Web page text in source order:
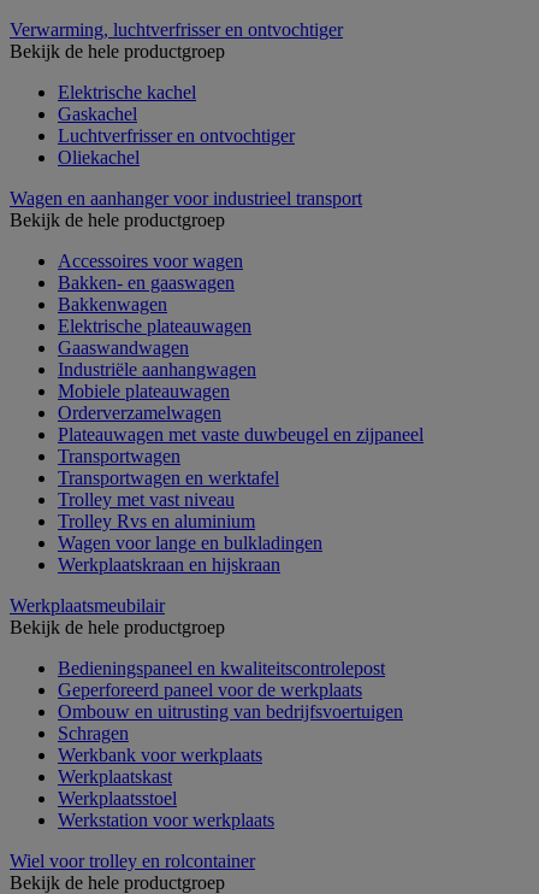
Verwarming, luchtverfrisser en ontvochtiger
Bekijk de hele productgroep
Elektrische kachel
Gaskachel
Luchtverfrisser en ontvochtiger
Oliekachel
Wagen en aanhanger voor industrieel transport
Bekijk de hele productgroep
Accessoires voor wagen
Bakken- en gaaswagen
Bakkenwagen
Elektrische plateauwagen
Gaaswandwagen
Industriële aanhangwagen
Mobiele plateauwagen
Orderverzamelwagen
Plateauwagen met vaste duwbeugel en zijpaneel
Transportwagen
Transportwagen en werktafel
Trolley met vast niveau
Trolley Rvs en aluminium
Wagen voor lange en bulkladingen
Werkplaatskraan en hijskraan
Werkplaatsmeubilair
Bekijk de hele productgroep
Bedieningspaneel en kwaliteitscontrolepost
Geperforeerd paneel voor de werkplaats
Ombouw en uitrusting van bedrijfsvoertuigen
Schragen
Werkbank voor werkplaats
Werkplaatskast
Werkplaatsstoel
Werkstation voor werkplaats
Wiel voor trolley en rolcontainer
Bekijk de hele productgroep